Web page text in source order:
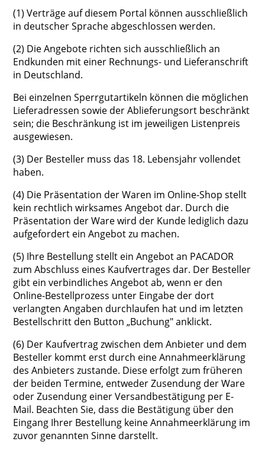
(1) Verträge auf diesem Portal können ausschließlich
in deutscher Sprache abgeschlossen werden.
(2) Die Angebote richten sich ausschließlich an
Endkunden mit einer Rechnungs- und Lieferanschrift
in Deutschland.
Bei einzelnen Sperrgutartikeln können die möglichen
Lieferadressen sowie der Ablieferungsort beschränkt
sein; die Beschränkung ist im jeweiligen Listenpreis
ausgewiesen.
(3) Der Besteller muss das 18. Lebensjahr vollendet
haben.
(4) Die Präsentation der Waren im Online-Shop stellt
kein rechtlich wirksames Angebot dar. Durch die
Präsentation der Ware wird der Kunde lediglich dazu
aufgefordert ein Angebot zu machen.
(5) Ihre Bestellung stellt ein Angebot an PACADOR
zum Abschluss eines Kaufvertrages dar. Der Besteller
gibt ein verbindliches Angebot ab, wenn er den
Online-Bestellprozess unter Eingabe der dort
verlangten Angaben durchlaufen hat und im letzten
Bestellschritt den Button „Buchung" anklickt.
(6) Der Kaufvertrag zwischen dem Anbieter und dem
Besteller kommt erst durch eine Annahmeerklärung
des Anbieters zustande. Diese erfolgt zum früheren
der beiden Termine, entweder Zusendung der Ware
oder Zusendung einer Versandbestätigung per E-
Mail. Beachten Sie, dass die Bestätigung über den
Eingang Ihrer Bestellung keine Annahmeerklärung im
zuvor genannten Sinne darstellt.